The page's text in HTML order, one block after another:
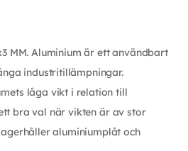
MM. Aluminium är ett användbart
industritillämpningar.
låga vikt i relation till
bra val när vikten är av stor
aluminiumplåt och